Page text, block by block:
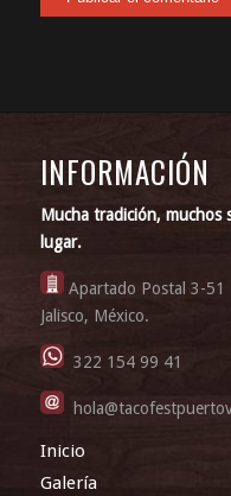
INFORMACIÓN
Mucha tradición,
lugar.
Apartado Postal 3-51
Jalisco, México.
322 154 99 41
Inicio
Galería